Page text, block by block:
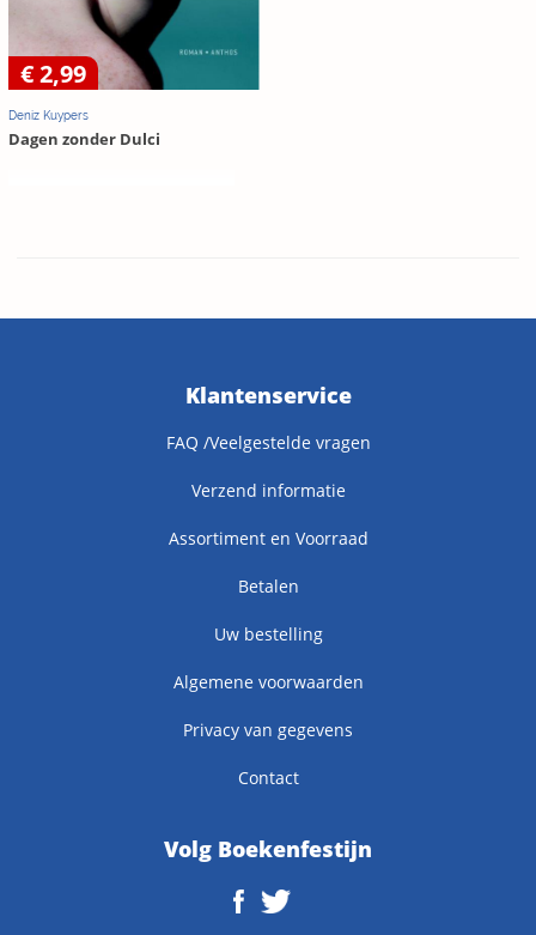
€ 2,99
Deniz Kuypers
Dagen zonder Dulci
Klantenservice
FAQ /Veelgestelde vragen
Verzend informatie
Assortiment en Voorraad
Betalen
Uw bestelling
Algemene voorwaarden
Privacy van gegevens
Contact
Volg Boekenfestijn